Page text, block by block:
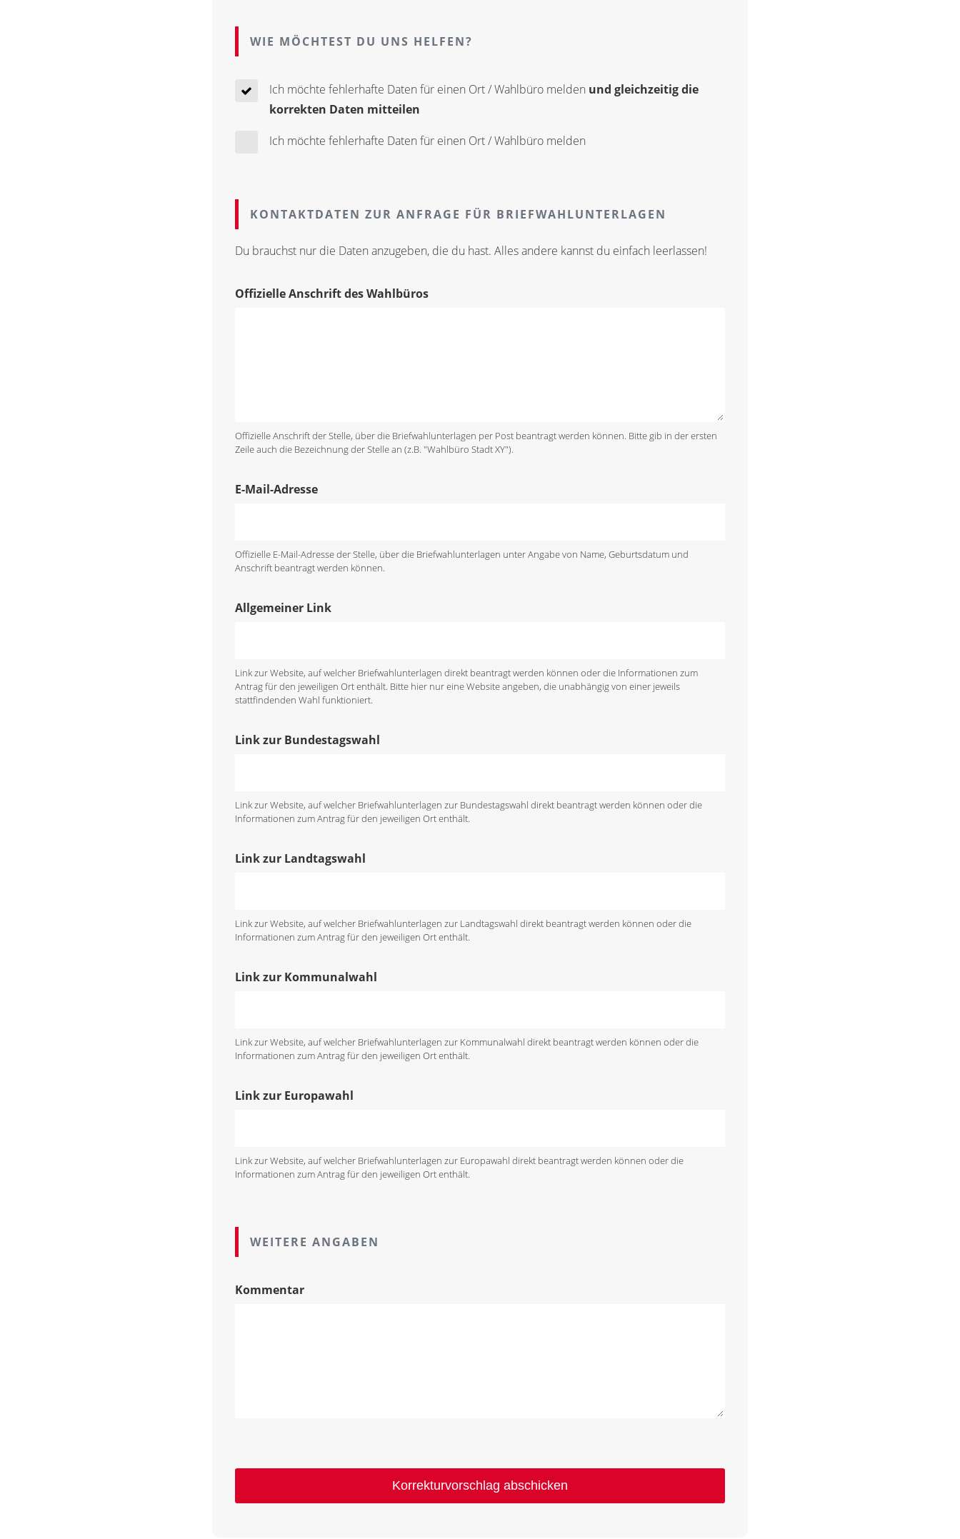
WIE MÖCHTEST DU UNS HELFEN?
Ich möchte fehlerhafte Daten für einen Ort / Wahlbüro melden und gleichzeitig die
korrekten Daten mitteilen
Ich möchte fehlerhafte Daten für einen Ort / Wahlbüro melden
KONTAKTDATEN ZUR ANFRAGE FÜR BRIEFWAHLUNTERLAGEN
Du brauchst nur die Daten anzugeben, die du hast. Alles andere kannst du einfach leerlassen!
Offizielle Anschrift des Wahlbüros
Offizielle Anschrift der Stelle, über die Briefwahlunterlagen per Post beantragt werden können. Bitte gib in der ersten
Zeile auch die Bezeichnung der Stelle an (z.B. "Wahlbüro Stadt XY").
E-Mail-Adresse
Offizielle E-Mail-Adresse der Stelle, über die Briefwahlunterlagen unter Angabe von Name, Geburtsdatum und
Anschrift beantragt werden können.
Allgemeiner Link
Link zur Website, auf welcher Briefwahlunterlagen direkt beantragt werden können oder die Informationen zum
Antrag für den jeweiligen Ort enthält. Bitte hier nur eine Website angeben, die unabhängig von einer jeweils
stattfindenden Wahl funktioniert.
Link zur Bundestagswahl
Link zur Website, auf welcher Briefwahlunterlagen zur Bundestagswahl direkt beantragt werden können oder die
Informationen zum Antrag für den jeweiligen Ort enthält.
Link zur Landtagswahl
Link zur Website, auf welcher Briefwahlunterlagen zur Landtagswahl direkt beantragt werden können oder die
Informationen zum Antrag für den jeweiligen Ort enthält.
Link zur Kommunalwahl
Link zur Website, auf welcher Briefwahlunterlagen zur Kommunalwahl direkt beantragt werden können oder die
Informationen zum Antrag für den jeweiligen Ort enthält.
Link zur Europawahl
Link zur Website, auf welcher Briefwahlunterlagen zur Europawahl direkt beantragt werden können oder die
Informationen zum Antrag für den jeweiligen Ort enthält.
WEITERE ANGABEN
Kommentar
Korrekturvorschlag abschicken